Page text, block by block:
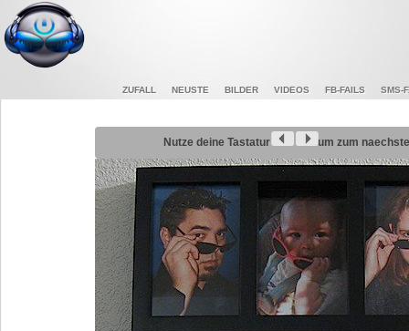
ZUFALL NEUSTE BILDER VIDEOS FB-FAILS SMS-
Nutze deine Tastatur um zum